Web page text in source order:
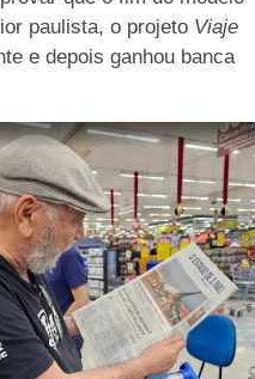
paulista, o projeto Viaje
e depois ganhou banca